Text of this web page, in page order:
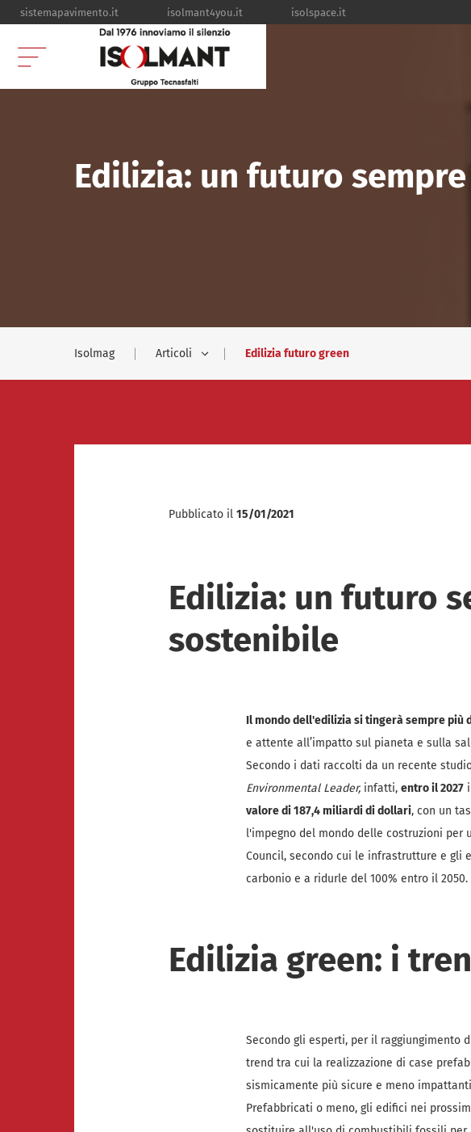
sistemapavimento.it isolmant4you.it isolspace.it
Edilizia: un futuro
Isolmag Articoli Edilizia futuro green
Pubblicato il 15/01/2021
Edilizia: un futuro
sostenibile
Il mondo dell'edilizia si tingerà sempre più
e attente all’impatto sul pianeta e sulla
Secondo i dati raccolti da un recente
Environmental Leader, infatti,entro il 2027
valore di 187,4 miliardi di dollari, con un
l'impegno del mondo delle costruzioni per
Council, secondo cui le infrastrutture e gli
carbonio e a ridurle del 100% entro il 2050.
Edilizia green: i
Secondo gli esperti, per il
trend tra cui la realizzazione di case
sismicamente più sicure e meno
Prefabbricati o meno, gli edifici nei